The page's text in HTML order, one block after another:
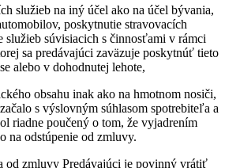
služieb na iný účel ako na účel bývania,
poskytnutie stravovacích
služieb súvisiacich s činnosťami v rámci
sa predávajúci zaväzuje poskytnúť tieto
alebo v dohodnutej lehote,
obsahu inak ako na hmotnom nosiči,
s výslovným súhlasom spotrebiteľa a
riadne poučený o tom, že vyjadrením
na odstúpenie od zmluvy.
od zmluvy Predávajúci je povinný vrátiť